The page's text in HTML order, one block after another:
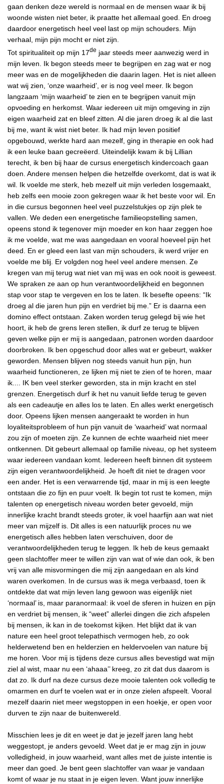
gaan denken deze wereld is normaal en de mensen waar ik bij
woonde wisten niet beter, ik praatte het allemaal goed. En droeg
daardoor energetisch heel veel last op mijn schouders. Mijn
verhaal, mijn pijn mocht er niet zijn.
Tot spiritualiteit op mijn 17de jaar steeds meer aanwezig werd in
mijn leven. Ik begon steeds meer te begrijpen en zag wat er nog
meer was en de mogelijkheden die daarin lagen. Het is niet alleen
wat wij zien, ‘onze waarheid’, er is nog veel meer. Ik begon
langzaam ‘mijn waarheid’ te zien en te begrijpen vanuit mijn
opvoeding en herkomst. Waar iedereen uit mijn omgeving in zijn
eigen waarheid zat en bleef zitten. Al die jaren droeg ik al die last
bij me, want ik wist niet beter. Ik had mijn leven positief
opgebouwd, werkte hard aan mezelf, ging in therapie en ook had
ik een leuke baan gecreëerd. Uiteindelijk kwam ik bij Lillian
terecht, ik ben bij haar de cursus energetisch kindercoach gaan
doen. Andere mensen helpen die hetzelfde overkomt, dat is wat ik
wil. Ik voelde me sterk, heb mezelf uit mijn verleden losgemaakt,
heb zelfs een mooie zoon gekregen waar ik het beste voor wil. En
in die cursus begonnen heel veel puzzelstukjes op zijn plek te
vallen. We deden een energetische familieopstelling samen,
opeens stond ik tegenover mijn moeder en kon haar zeggen hoe
ik me voelde, wat me was aangedaan en vooral hoeveel pijn het
deed. En er gleed een last van mijn schouders, ik werd vrijer en
voelde me blij. Er volgden nog heel veel andere mensen. Ze
kregen van mij terug wat niet van mij was en ook nooit is geweest.
We spraken ze aan op hun verantwoordelijkheid en begonnen
stap voor stap te vergeven en los te laten. Ik besefte opeens: “Ik
droeg al die jaren hun pijn en verdriet bij me.” Er is daarna een
domino effect ontstaan. Zaken worden terug gelegd bij wie het
hoort, ik heb de grens leren stellen, ik durf ze terug te blijven
geven welke pijn er mij is aangedaan, patronen worden daardoor
doorbroken. Ik ben opgeschud door alles wat er gebeurt, wakker
geworden. Mensen blijven nog steeds vanuit hun pijn, hun
waarheid functioneren, ze lijken mij niet te zien of te horen, maar
ik.... IK ben veel sterker geworden, sta in mijn kracht en stel
grenzen. Energetisch durf ik het nu vanuit liefde terug te geven
als een cadeautje en alles los te laten. En alles werkt energetisch
door. Opeens lijken mensen aangeraakt te worden in hun
loyaliteitsprobleem of hun pijn vanuit de ‘waarheid’ wat normaal
zou zijn of moeten zijn. Ze kunnen de echte waarheid niet meer
ontkennen. Dit gebeurt allemaal op familie niveau, op het systeem
waar iedereen vandaan komt. Iedereen heeft binnen dit systeem
zijn eigen verantwoordelijkheid. Je hoeft dit niet te dragen voor
een ander. Het is een verwarrende tijd, maar in mij is een leegte
ontstaan die zo fijn en puur voelt. Ik begin tot rust te komen, mijn
talenten op energetisch niveau worden beter gevoeld, mijn
innerlijke kracht brandt steeds groter, ik voel haarfijn aan wat niet
meer van mijzelf is. Dit alles is een natuurlijk proces nu we
energetisch alles hebben laten verschuiven, door de
verantwoordelijkheden terug te leggen. Ik heb de keus gemaakt
geen slachtoffer meer te willen zijn van wat of wie dan ook, ik ben
vrij van alle misvormingen die mij zijn aangedaan en als kind
waren overkomen. In de cursus was ik mega verbaasd, toen ik
ontdekte dat wat mijn leven lang gewoon was eigenlijk niet
‘normaal’ is, maar paranormaal: ik voel de sferen in huizen en pijn
en verdriet bij mensen, ik “weet” allerlei dingen die zich afspelen
bij mensen, ik kan in de toekomst kijken. Het blijkt dat ik van
nature een heel groot telepathisch vermogen heb, zo ook
helderwetend ben en helderzien en heldervoelen van nature bij
me horen. Voor mij is tijdens deze cursus alles bevestigd wat mijn
ziel al wist, maar nu een ‘ahaaa’’ kreeg, zo zit dat dus daarom is
dat zo. Ik durf na deze cursus deze mooie talenten ook volledig te
omarmen en durf te voelen wat er in onze zielen afspeelt. Vooral
mezelf daarin niet meer wegstoppen in een hoekje, er open voor
durven te zijn naar de buitenwereld.
Misschien lees je dit en weet je dat je jezelf jaren lang hebt
weggestopt, je anders gevoeld. Weet dat je er mag zijn in jouw
volledigheid, in jouw waarheid, want alles met de juiste intentie is
meer dan goed. Je bent geen slachtoffer van waar je vandaan
komt of waar je nu staat in je eigen leven. Want jouw innerlijke